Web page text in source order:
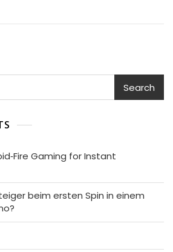
Search
Gaming for Instant
beim ersten Spin in einem